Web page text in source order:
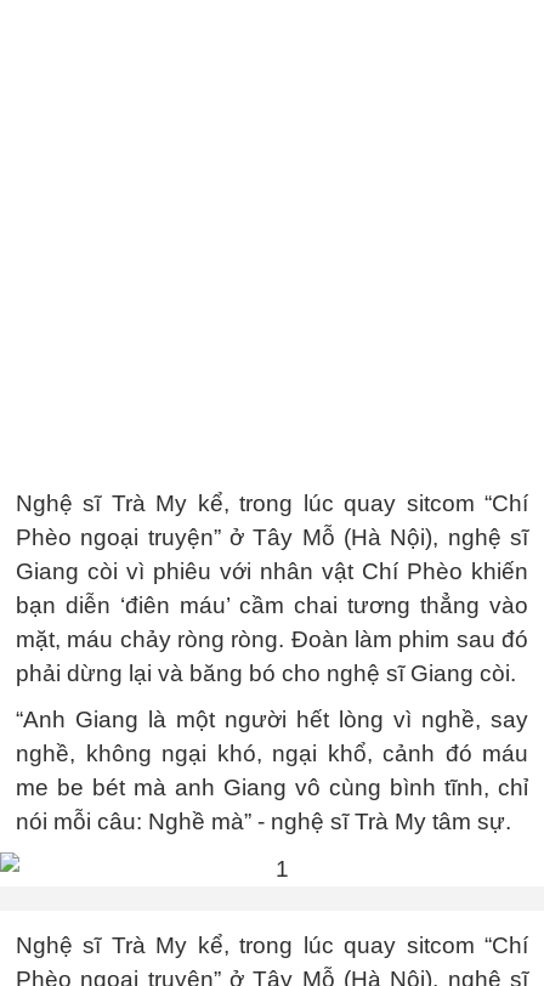
Nghệ sĩ Trà My kể, trong lúc quay sitcom “Chí
Phèo ngoại truyện” ở Tây Mỗ (Hà Nội), nghệ sĩ
Giang còi vì phiêu với nhân vật Chí Phèo khiến
bạn diễn ‘điên máu’ cầm chai tương thẳng vào
mặt, máu chảy ròng ròng. Đoàn làm phim sau đó
phải dừng lại và băng bó cho nghệ sĩ Giang còi.
“Anh Giang là một người hết lòng vì nghề, say
nghề, không ngại khó, ngại khổ, cảnh đó máu
me be bét mà anh Giang vô cùng bình tĩnh, chỉ
nói mỗi câu: Nghề mà” - nghệ sĩ Trà My tâm sự.
Nghệ sĩ Trà My kể, trong lúc quay sitcom “Chí
Phèo ngoại truyện” ở Tây Mỗ (Hà Nội), nghệ sĩ